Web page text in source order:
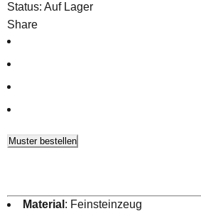
Status: Auf Lager
Share
Muster bestellen
Material : Feinsteinzeug